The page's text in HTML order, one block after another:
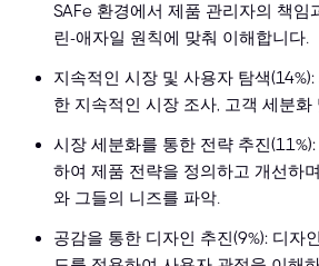
SAFe 환경에서 제품 관리자의 책임
린-애자일 원칙에 맞춰 이해합니다.
지속적인 시장 및 사용자 탐색
한 지속적인 시장 조사, 고객 세분
시장 세분화를 통한 전략 추진
하여 제품 전략을 정의하고 개선하
와 그들의 니즈를 파악.
공감을 통한 디자인 추진(9%): 디자